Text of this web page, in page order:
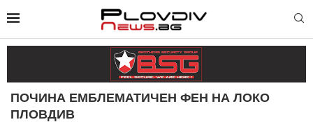
ПОЧИНА ЕМБЛЕМАТИЧЕН ФЕН НА ЛОКО
ПЛОВДИВ